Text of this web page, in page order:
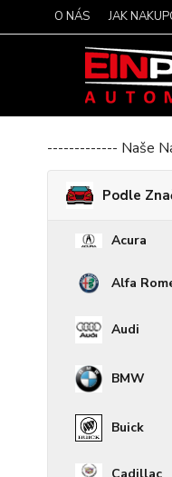
O NÁS JAK
------------- Naše
Podle
Acura
Alfa
Audi
BMW
Buick